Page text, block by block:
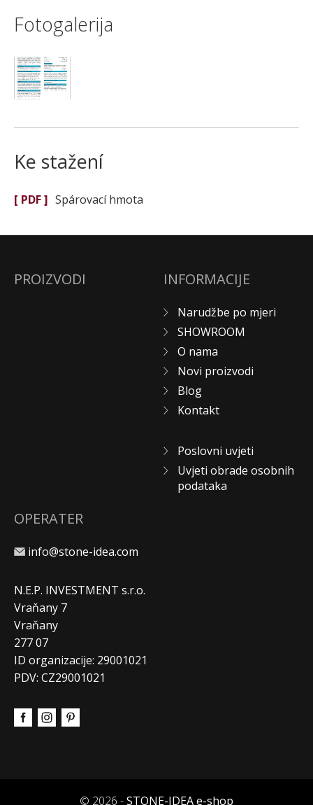
Fotogalerija
Ke stažení
[ PDF ] Spárovací hmota
PROIZVODI INFORMACIJE
Narudžbe po mjeri
SHOWROOM
O nama
Novi proizvodi
Blog
Kontakt
Poslovni uvjeti
Uvjeti obrade osobnih
podataka
OPERATER
info@stone-idea.com
N.E.P. INVESTMENT s.r.o.
Vraňany 7
Vraňany
277 07
ID organizacije: 29001021
PDV: CZ29001021
© 2026 -STONE-IDEA e-shop